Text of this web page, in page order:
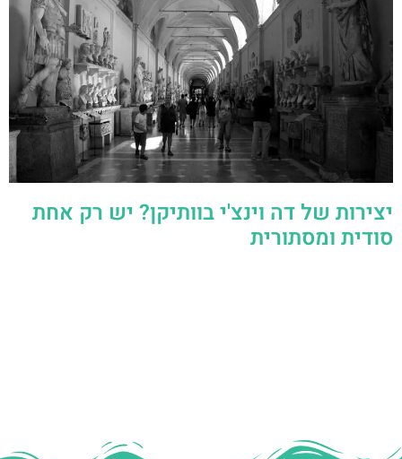
יצירות של דה וינצ'י בוותיקן? יש רק אחת
סודית ומסתורית